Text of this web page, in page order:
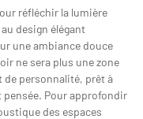
réfléchir la lumière
design élégant
une ambiance douce
ne sera plus une zone
de personnalité, prêt à
Pour approfondir
des espaces